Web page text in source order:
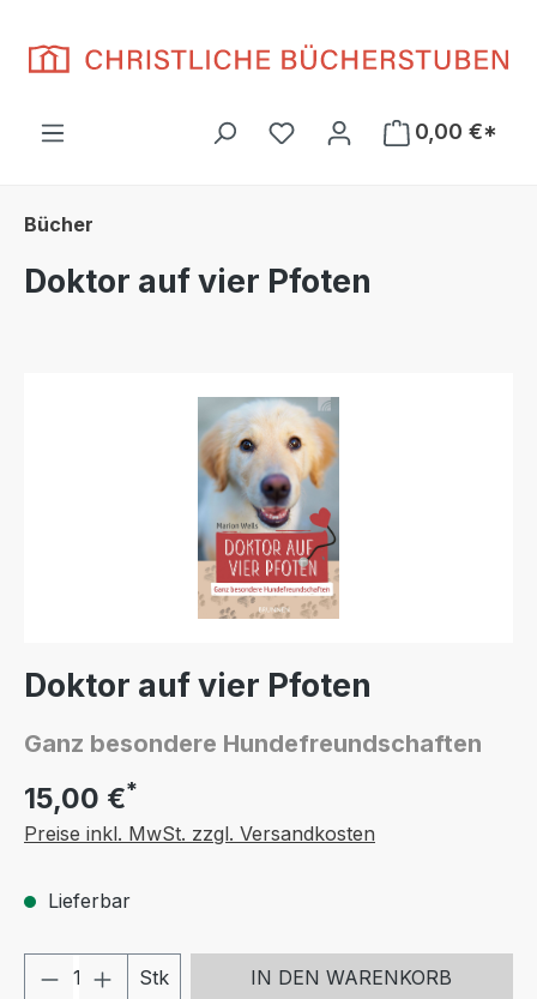
Du hast 0 Produkte auf
0,00 €*
Bücher
Doktor auf vier Pfoten
Doktor auf vier Pfoten
Ganz besondere Hundefreundschaften
15,00 €*
Preise inkl. MwSt. zzgl. Versandkosten
Lieferbar
Produkt Anzahl: Gib den
Stk IN DEN WARENKORB